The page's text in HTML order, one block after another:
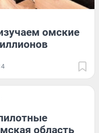
омские
область